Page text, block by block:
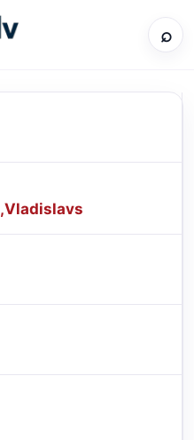
⌕
Vladislavs